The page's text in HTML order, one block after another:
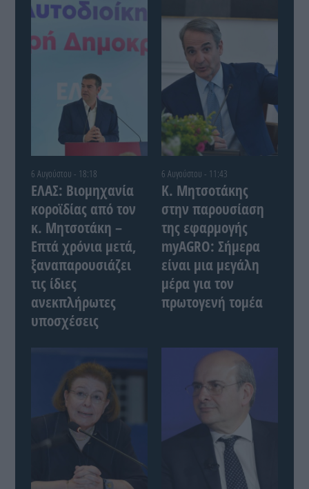
6 Αυγούστου - 18:18
ΕΛΑΣ: Βιομηχανία
κοροϊδίας από τον
κ. Μητσοτάκη –
Επτά χρόνια μετά,
ξαναπαρουσιάζει
τις ίδιες
ανεκπλήρωτες
υποσχέσεις
6 Αυγούστου - 11:43
Κ. Μητσοτάκης
στην παρουσίαση
της εφαρμογής
myAGRO: Σήμερα
είναι μια μεγάλη
μέρα για τον
πρωτογενή τομέα